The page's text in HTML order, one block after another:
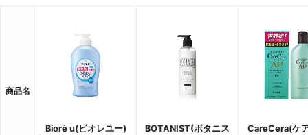
商品名
Bioré u(ビオレユー)
BOTANIST(ボタニス
CareCera(ケ